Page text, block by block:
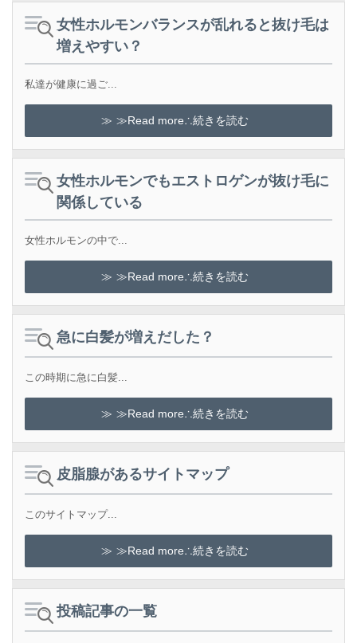
女性ホルモンバランスが乱れると抜け毛は
増えやすい？
私達が健康に過ご...
≫Read more∴続きを読む
女性ホルモンでもエストロゲンが抜け毛に
関係している
女性ホルモンの中で...
≫Read more∴続きを読む
急に白髪が増えだした？
この時期に急に白髪...
≫Read more∴続きを読む
皮脂腺があるサイトマップ
このサイトマップ...
≫Read more∴続きを読む
投稿記事の一覧